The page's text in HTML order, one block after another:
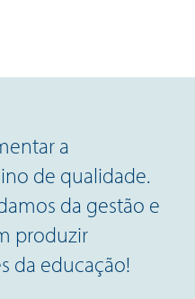
a
de qualidade.
da gestão e
produzir
da educação!